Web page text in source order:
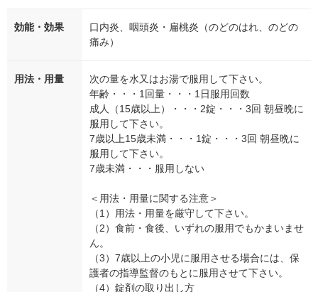
効能・効果
口内炎、咽頭炎・扁桃炎（のどのはれ、のどの
痛み）
用法・用量
次の量を水又はお湯で服用して下さい。
年齢・・・1回量・・・1日服用回数
成人（15歳以上）・・・2錠・・・3回 朝昼晩に
服用して下さい。
7歳以上15歳未満・・・1錠・・・3回 朝昼晩に
服用して下さい。
7歳未満・・・服用しない
＜用法・用量に関する注意＞
（1）用法・用量を厳守して下さい。
（2）食前・食後、いずれの服用でもかまいませ
ん。
（3）7歳以上の小児に服用させる場合には、保
護者の指導監督のもとに服用させて下さい。
（4）錠剤の取り出し方